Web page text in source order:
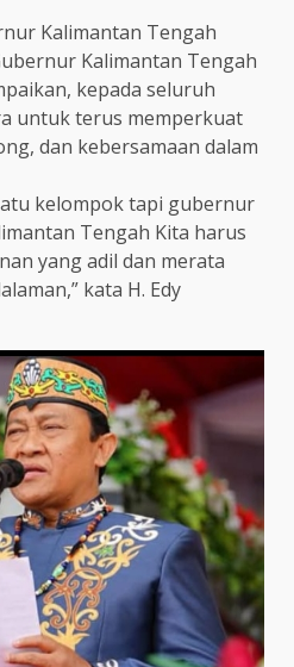
Kalimantan Tengah
Kalimantan Tengah
kepada seluruh
untuk terus memperkuat
dan kebersamaan dalam
kelompok tapi gubernur
Tengah Kita harus
yang adil dan merata
kata H. Edy